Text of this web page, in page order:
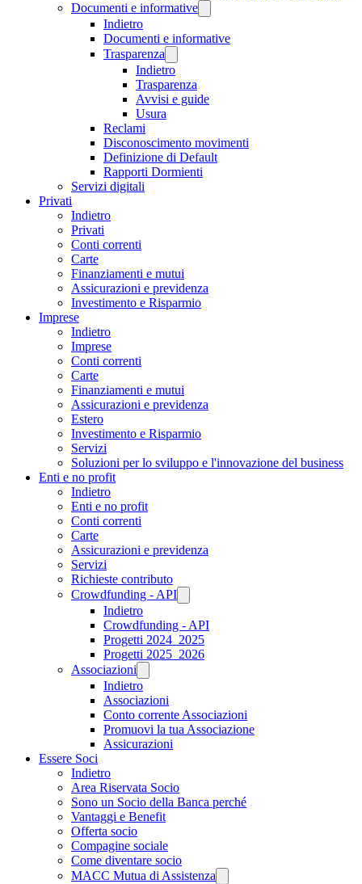
Documenti e informative
Indietro
Documenti e informative
Trasparenza
Indietro
Trasparenza
Avvisi e guide
Usura
Reclami
Disconoscimento movimenti
Definizione di Default
Rapporti Dormienti
Servizi digitali
Privati
Indietro
Privati
Conti correnti
Carte
Finanziamenti e mutui
Assicurazioni e previdenza
Investimento e Risparmio
Imprese
Indietro
Imprese
Conti correnti
Carte
Finanziamenti e mutui
Assicurazioni e previdenza
Estero
Investimento e Risparmio
Servizi
Soluzioni per lo sviluppo e l'innovazione del business
Enti e no profit
Indietro
Enti e no profit
Conti correnti
Carte
Assicurazioni e previdenza
Servizi
Richieste contributo
Crowdfunding - API
Indietro
Crowdfunding - API
Progetti 2024_2025
Progetti 2025_2026
Associazioni
Indietro
Associazioni
Conto corrente Associazioni
Promuovi la tua Associazione
Assicurazioni
Essere Soci
Indietro
Area Riservata Socio
Sono un Socio della Banca perché
Vantaggi e Benefit
Offerta socio
Compagine sociale
Come diventare socio
MACC Mutua di Assistenza